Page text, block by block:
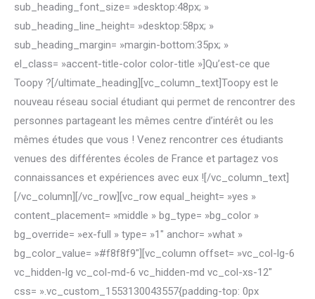
sub_heading_font_size= »desktop:48px; »
sub_heading_line_height= »desktop:58px; »
sub_heading_margin= »margin-bottom:35px; »
el_class= »accent-title-color color-title »]Qu’est-ce que
Toopy ?[/ultimate_heading][vc_column_text]Toopy est le
nouveau réseau social étudiant qui permet de rencontrer des
personnes partageant les mêmes centre d’intérêt ou les
mêmes études que vous ! Venez rencontrer ces étudiants
venues des différentes écoles de France et partagez vos
connaissances et expériences avec eux ![/vc_column_text]
[/vc_column][/vc_row][vc_row equal_height= »yes »
content_placement= »middle » bg_type= »bg_color »
bg_override= »ex-full » type= »1″ anchor= »what »
bg_color_value= »#f8f8f9″][vc_column offset= »vc_col-lg-6
vc_hidden-lg vc_col-md-6 vc_hidden-md vc_col-xs-12″
css= ».vc_custom_1553130043557{padding-top: 0px